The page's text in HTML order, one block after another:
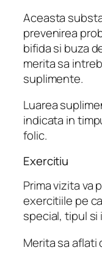
Aceasta
prevenirea
bifida si buza
merita sa
suplimente.
Luarea
indicata in
folic.
Exercitiu
Prima vizita va
exercitiile pe
special, tipul
Merita sa